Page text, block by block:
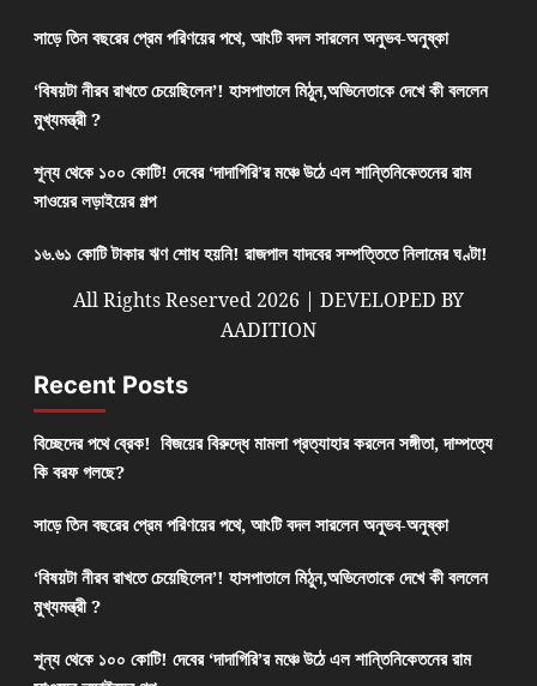
সাড়ে তিন বছরের প্রেম পরিণয়ের পথে, আংটি বদল সারলেন অনুভব-অনুষ্কা
‘বিষয়টা নীরব রাখতে চেয়েছিলেন’! হাসপাতালে মিঠুন,অভিনেতাকে দেখে কী বললেন
মুখ্যমন্ত্রী ?
শূন্য থেকে ১০০ কোটি! দেবের ‘দাদাগিরি’র মঞ্চে উঠে এল শান্তিনিকেতনের রাম
সাওয়ের লড়াইয়ের গল্প
১৬.৬১ কোটি টাকার ঋণ শোধ হয়নি! রাজপাল যাদবের সম্পত্তিতে নিলামের ঘণ্টা!
All Rights Reserved 2026 | DEVELOPED BY
AADITION
Recent Posts
বিচ্ছেদের পথে ব্রেক! বিজয়ের বিরুদ্ধে মামলা প্রত্যাহার করলেন সঙ্গীতা, দাম্পত্যে
কি বরফ গলছে?
সাড়ে তিন বছরের প্রেম পরিণয়ের পথে, আংটি বদল সারলেন অনুভব-অনুষ্কা
‘বিষয়টা নীরব রাখতে চেয়েছিলেন’! হাসপাতালে মিঠুন,অভিনেতাকে দেখে কী বললেন
মুখ্যমন্ত্রী ?
শূন্য থেকে ১০০ কোটি! দেবের ‘দাদাগিরি’র মঞ্চে উঠে এল শান্তিনিকেতনের রাম